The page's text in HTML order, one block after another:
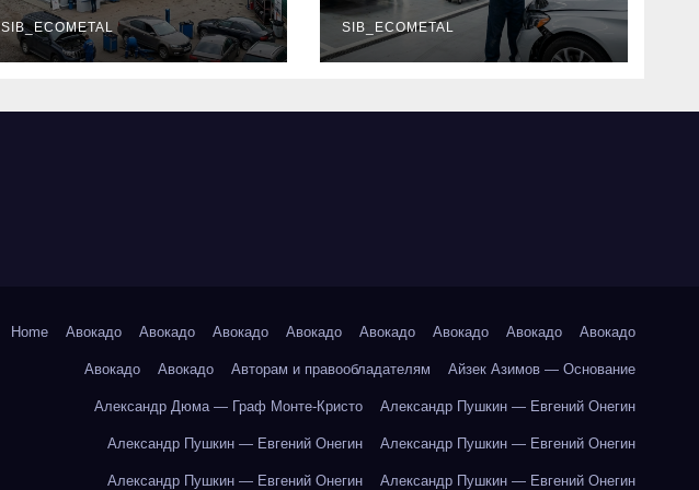
описание услуг и
режим работы
SIB_ECOMETAL
наличие
оригинальных
запчастей
сроки выполнения
SIB_ECOMETAL
Home Авокадо Авокадо Авокадо Авокадо Авокадо Авокадо Авокадо Авокадо
Авокадо Авокадо Авторам и правообладателям Айзек Азимов — Основание
Александр Дюма — Граф Монте-Кристо Александр Пушкин — Евгений Онегин
Александр Пушкин — Евгений Онегин Александр Пушкин — Евгений Онегин
Александр Пушкин — Евгений Онегин Александр Пушкин — Евгений Онегин